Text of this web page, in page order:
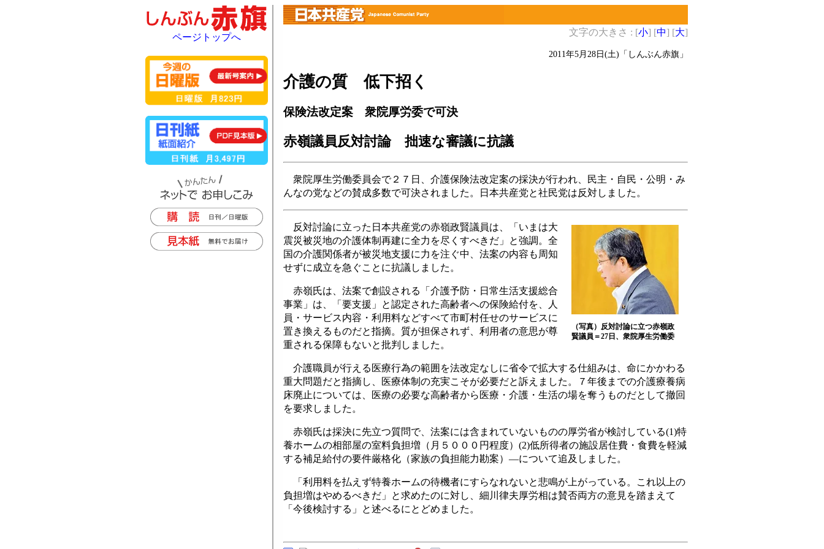
文字の大きさ : [小] [中] [大]
2011年5月28日(土) 「しんぶん赤旗」
介護の質 低下招く
保険法改定案 衆院厚労委で可決
赤嶺議員反対討論 拙速な審議に抗議
衆院厚生労働委員会で２７日、介護保険法改定案の採決が行われ、民主・自民・公明・み
んなの党などの賛成多数で可決されました。日本共産党と社民党は反対しました。
（写真）反対討論に立つ赤嶺政
賢議員＝27日、衆院厚生労働委
反対討論に立った日本共産党の赤嶺政賢議員は、「いまは大
震災被災地の介護体制再建に全力を尽くすべきだ」と強調。全
国の介護関係者が被災地支援に力を注ぐ中、法案の内容も周知
せずに成立を急ぐことに抗議しました。
赤嶺氏は、法案で創設される「介護予防・日常生活支援総合
事業」は、「要支援」と認定された高齢者への保険給付を、人
員・サービス内容・利用料などすべて市町村任せのサービスに
置き換えるものだと指摘。質が担保されず、利用者の意思が尊
重される保障もないと批判しました。
介護職員が行える医療行為の範囲を法改定なしに省令で拡大する仕組みは、命にかかわる
重大問題だと指摘し、医療体制の充実こそが必要だと訴えました。７年後までの介護療養病
床廃止については、医療の必要な高齢者から医療・介護・生活の場を奪うものだとして撤回
を要求しました。
赤嶺氏は採決に先立つ質問で、法案には含まれていないものの厚労省が検討している(1)特
養ホームの相部屋の室料負担増（月５０００円程度）(2)低所得者の施設居住費・食費を軽減
する補足給付の要件厳格化（家族の負担能力勘案）―について追及しました。
「利用料を払えず特養ホームの待機者にすらなれないと悲鳴が上がっている。これ以上の
負担増はやめるべきだ」と求めたのに対し、細川律夫厚労相は賛否両方の意見を踏まえて
「今後検討する」と述べるにとどめました。
ページトップへ